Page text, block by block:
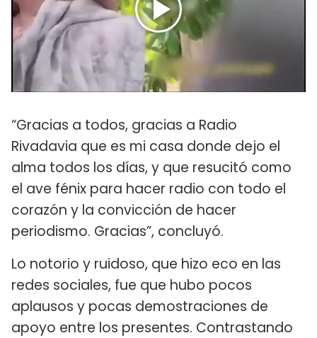
“Gracias a todos, gracias a Radio
Rivadavia que es mi casa donde dejo el
alma todos los días, y que resucitó como
el ave fénix para hacer radio con todo el
corazón y la convicción de hacer
periodismo. Gracias”, concluyó.
Lo notorio y ruidoso, que hizo eco en las
redes sociales, fue que hubo pocos
aplausos y pocas demostraciones de
apoyo entre los presentes. Contrastando